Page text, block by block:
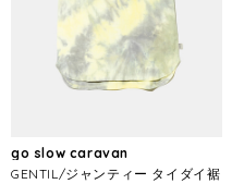
go slow caravan
GENTIL/ジャンティー タイダイ裾